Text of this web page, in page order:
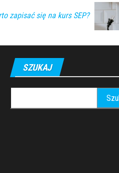
zapisać się na kurs SEP?
SZUKAJ